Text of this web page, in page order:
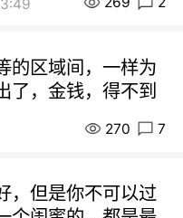
的区域间，一样为
了，金钱，得不到
270 7
，但是你不可以过